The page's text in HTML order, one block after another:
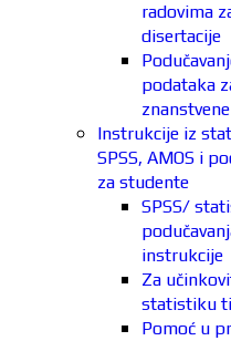
radovima
disertacije
podataka
Instrukcije iz
SPSS, AMOS i
za studente
SPSS/
instrukcije
Za
statistiku
Pomoć u